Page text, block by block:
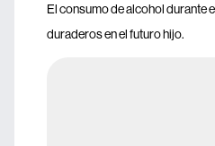
El consumo de alcohol durante
duraderos en el futuro hijo.